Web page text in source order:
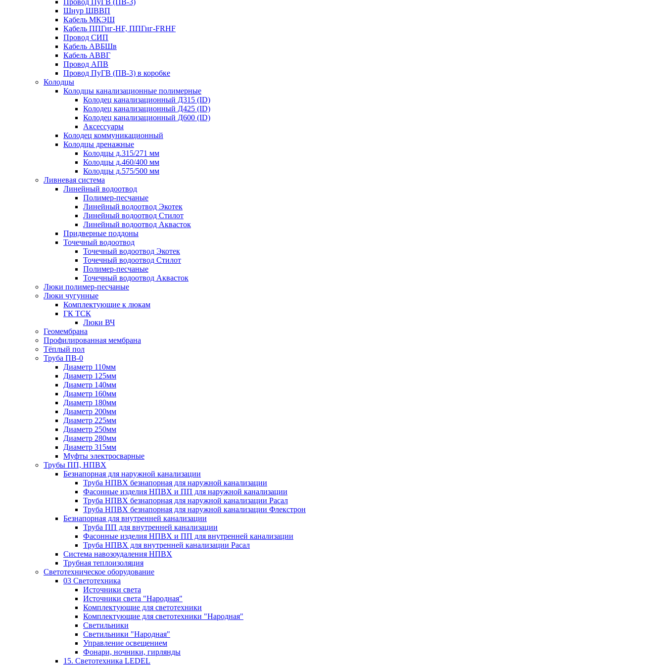
Шнур ШВВП
Кабель МКЭШ
Кабель ППГнг-HF, ППГнг-FRHF
Провод СИП
Кабель АВБШв
Кабель АВВГ
Провод АПВ
Провод ПуГВ (ПВ-3) в коробке
Колодцы
Колодцы канализационные полимерные
Колодец канализационный Д315 (ID)
Колодец канализационный Д425 (ID)
Колодец канализационный Д600 (ID)
Аксессуары
Колодец коммуникационный
Колодцы дренажные
Колодцы д.315/271 мм
Колодцы д.460/400 мм
Колодцы д.575/500 мм
Ливневая система
Линейный водоотвод
Полимер-песчаные
Линейный водоотвод Экотек
Линейный водоотвод Стилот
Линейный водоотвод Аквасток
Придверные поддоны
Точечный водоотвод
Точечный водоотвод Экотек
Точечный водоотвод Стилот
Полимер-песчаные
Точечный водоотвод Аквасток
Люки полимер-песчаные
Люки чугунные
Комплектующие к люкам
ГК ТСК
Люки ВЧ
Геомембрана
Профилированная мембрана
Тёплый пол
Труба ПВ-0
Диаметр 110мм
Диаметр 125мм
Диаметр 140мм
Диаметр 160мм
Диаметр 180мм
Диаметр 200мм
Диаметр 225мм
Диаметр 250мм
Диаметр 280мм
Диаметр 315мм
Муфты электросварные
Трубы ПП, НПВХ
Безнапорная для наружной канализации
Труба НПВХ безнапорная для наружной канализации
Фасонные изделия НПВХ и ПП для наружной канализации
Труба НПВХ безнапорная для наружной канализации Расал
Труба НПВХ безнапорная для наружной канализации Флекстрон
Безнапорная для внутренней канализации
Труба ПП для внутренней канализации
Фасонные изделия НПВХ и ПП для внутренней канализации
Труба НПВХ для внутренней канализации Расал
Система навозоудаления НПВХ
Трубная теплоизоляция
Светотехническое оборудование
03 Светотехника
Источники света
Источники света "Народная"
Комплектующие для светотехники
Комплектующие для светотехники "Народная"
Светильники
Светильники "Народная"
Управление освещением
Фонари, ночники, гирлянды
15. Светотехника LEDEL